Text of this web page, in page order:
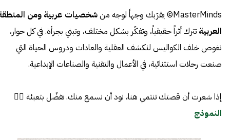
MasterMinds© يقرّبك وجهاً لوجه من
شخصيات عربية ومن
العربية تترك أثراً حقيقياً، وتفكّر بشكل مختلف، وتبني بجرأة. في كل حوار،
نغوص خلف الكواليس لنكشف العقلية والعادات ودروس الحياة التي
صنعت رحلات استثنائية، في الأعمال والتقنية والصناعات الإبداعية.
إذا شعرت أن قصتك تنتمي هنا، نود أن نسمع منك. تفضّل بتعبئة 👈🏼
النموذج